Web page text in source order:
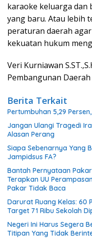
karaoke keluarga dan
yang baru. Atau lebih
peraturan daerah
kekuatan hukum
Veri Kurniawan
Pembangunan Daerah
Berita Terkait
Pertumbuhan 5,29
Jangan Ulangi Tragedi
Alasan Perang
Siapa Sebenarnya Yang
Jampidsus FA?
Bantah Pernyataan
Terapkan UU
Pakar Tidak Baca
Darurat Ruang Kelas: 60
Target 71 Ribu Sekolah
Negeri Ini Harus Segera
Titipan Yang Tidak